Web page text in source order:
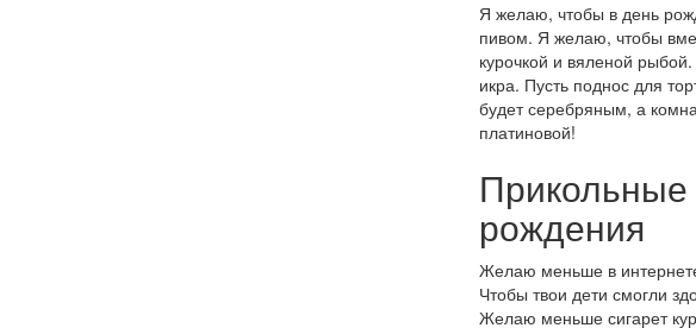
Я желаю, чтобы в день
пивом. Я желаю, чтобы
курочкой и вяленой
икра. Пусть поднос для
будет серебряным, а
платиновой!
рождения
Желаю меньше в
Чтобы твои дети смогли
Желаю меньше сигарет